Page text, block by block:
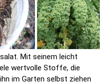
Mit seinem leicht
wertvolle Stoffe, die
im Garten selbst ziehen